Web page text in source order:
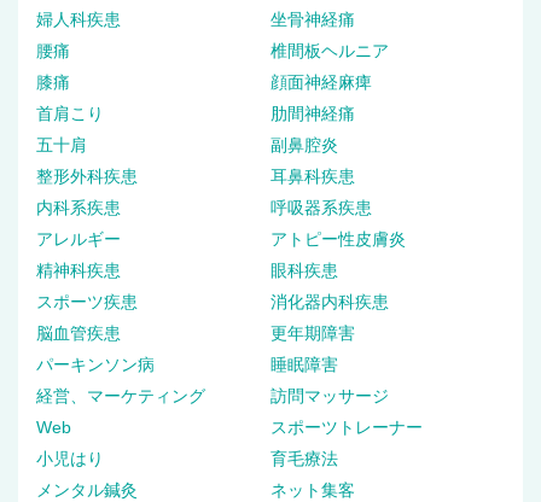
婦人科疾患
坐骨神経痛
腰痛
椎間板ヘルニア
膝痛
顔面神経麻痺
首肩こり
肋間神経痛
五十肩
副鼻腔炎
整形外科疾患
耳鼻科疾患
内科系疾患
呼吸器系疾患
アレルギー
アトピー性皮膚炎
精神科疾患
眼科疾患
スポーツ疾患
消化器内科疾患
脳血管疾患
更年期障害
パーキンソン病
睡眠障害
経営、マーケティング
訪問マッサージ
Web
スポーツトレーナー
小児はり
育毛療法
メンタル鍼灸
ネット集客